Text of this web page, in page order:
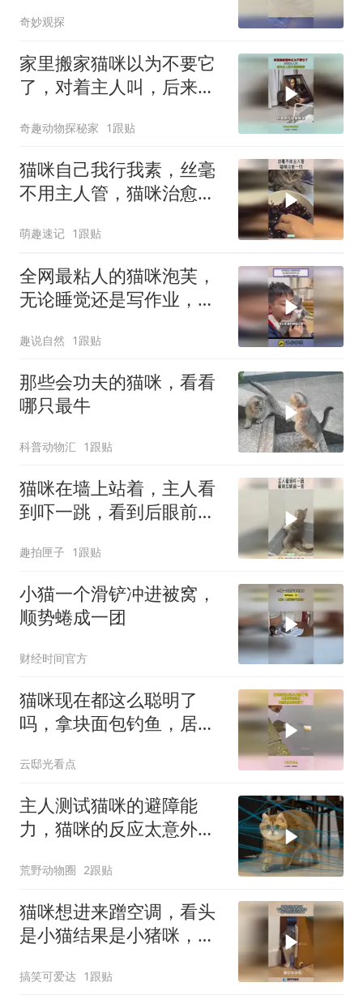
生和体重生
奇妙观探
家里搬家猫咪以为不要它
了，对着主人叫，后来主
奇趣动物探秘家 1跟贴
猫咪自己我行我素，丝毫
不用主人管，猫咪治愈一
萌趣速记 1跟贴
全网最粘人的猫咪泡芙，
无论睡觉还是写作业，连
趣说自然 1跟贴
那些会功夫的猫咪，看看
哪只最牛
科普动物汇 1跟贴
猫咪在墙上站着，主人看
到吓一跳，看到后眼前一
趣拍匣子 1跟贴
小猫一个滑铲冲进被窝，
顺势蜷成一团
财经时间官方
猫咪现在都这么聪明了
吗，拿块面包钓鱼，居然
云邸光看点
主人测试猫咪的避障能
力，猫咪的反应太意外，
荒野动物圈 2跟贴
猫咪想进来蹭空调，看头
是小猫结果是小猪咪，一
搞笑可爱达 1跟贴